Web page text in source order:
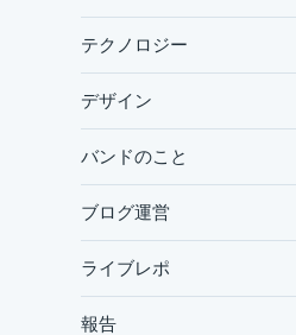
テクノロジー
デザイン
バンドのこと
ブログ運営
ライブレポ
報告